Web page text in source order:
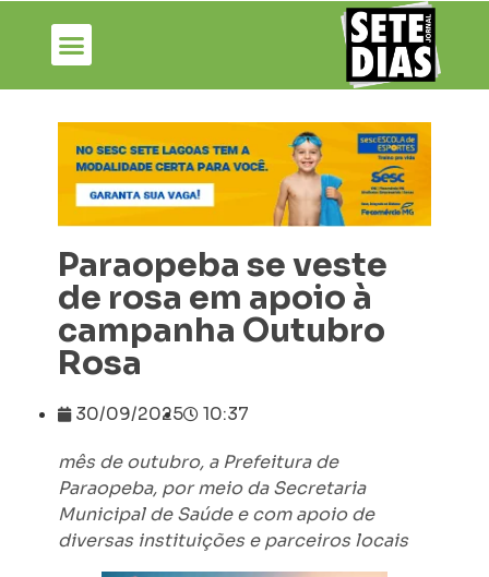
Paraopeba se veste
de rosa em apoio à
campanha Outubro
Rosa
30/09/2025 10:37
mês de outubro, a Prefeitura de
Paraopeba, por meio da Secretaria
Municipal de Saúde e com apoio de
diversas instituições e parceiros locais